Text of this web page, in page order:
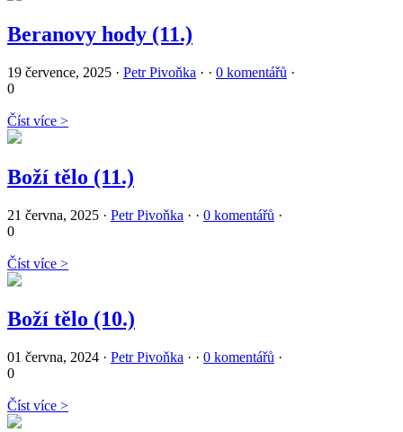
Beranovy hody (11.)
19 července, 2025 · Petr Pivoňka · · 0 komentářů ·
0
Číst více >
Boží tělo (11.)
21 června, 2025 · Petr Pivoňka · · 0 komentářů ·
0
Číst více >
Boží tělo (10.)
01 června, 2024 · Petr Pivoňka · · 0 komentářů ·
0
Číst více >